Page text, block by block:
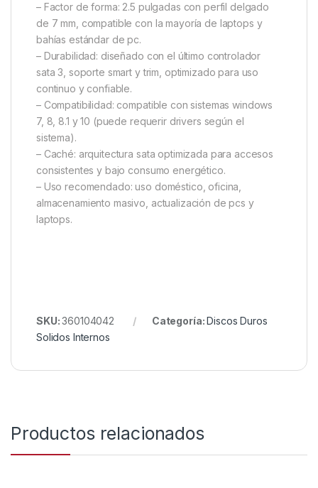
– Factor de forma: 2.5 pulgadas con perfil delgado
de 7 mm, compatible con la mayoría de laptops y
bahías estándar de pc.
– Durabilidad: diseñado con el último controlador
sata 3, soporte smart y trim, optimizado para uso
continuo y confiable.
– Compatibilidad: compatible con sistemas windows
7, 8, 8.1 y 10 (puede requerir drivers según el
sistema).
– Caché: arquitectura sata optimizada para accesos
consistentes y bajo consumo energético.
– Uso recomendado: uso doméstico, oficina,
almacenamiento masivo, actualización de pcs y
laptops.
SKU:360104042 Categoría:Discos Duros
Solidos Internos
Productos relacionados